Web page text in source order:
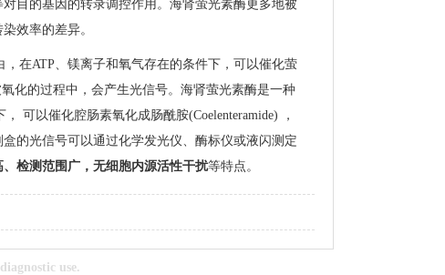
目的基因的转录调控作用。海肾萤光素酶更多地被
效率的差异。
，在ATP、镁离子和氧气存在的条件下，可以催化萤
氧化的过程中，会产生光信号。海肾萤光素酶是一种
， 可以催化腔肠素氧化成肠酰胺(Coelenteramide)
，
的光信号可以通过化学发光仪、酶标仪或液闪测定
检测范围广，无细胞内源活性干扰等特点。
use.